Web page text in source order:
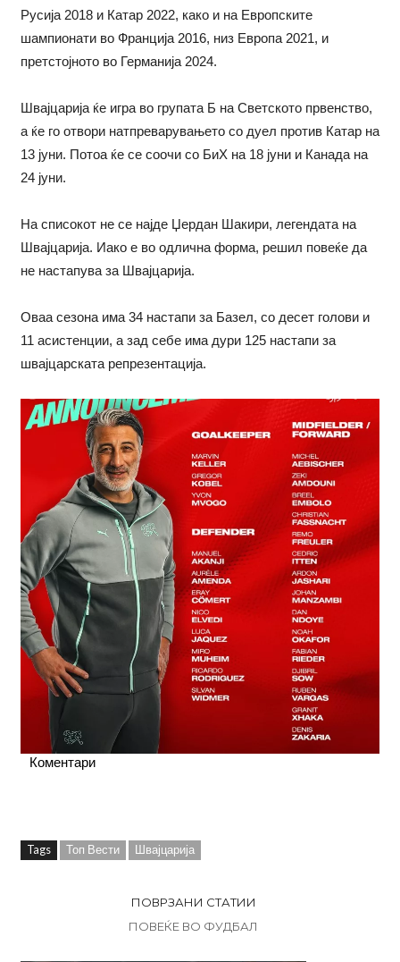
Русија 2018 и Катар 2022, како и на Европските
шампионати во Франција 2016, низ Европа 2021, и
претстојното во Германија 2024.
Швајцарија ќе игра во групата Б на Светското првенство,
а ќе го отвори натпреварувањето со дуел против Катар на
13 јуни. Потоа ќе се соочи со БиХ на 18 јуни и Канада на
24 јуни.
На списокот не се најде Џердан Шакири, легендата на
Швајцарија. Иако е во одлична форма, решил повеќе да
не настапува за Швајцарија.
Оваа сезона има 34 настапи за Базел, со десет голови и
11 асистенции, а зад себе има дури 125 настапи за
швајцарската репрезентација.
Коментари
Tags Топ Вести Швајцарија
ПОВРЗАНИ СТАТИИ
ПОВЕЌЕ ВО ФУДБАЛ